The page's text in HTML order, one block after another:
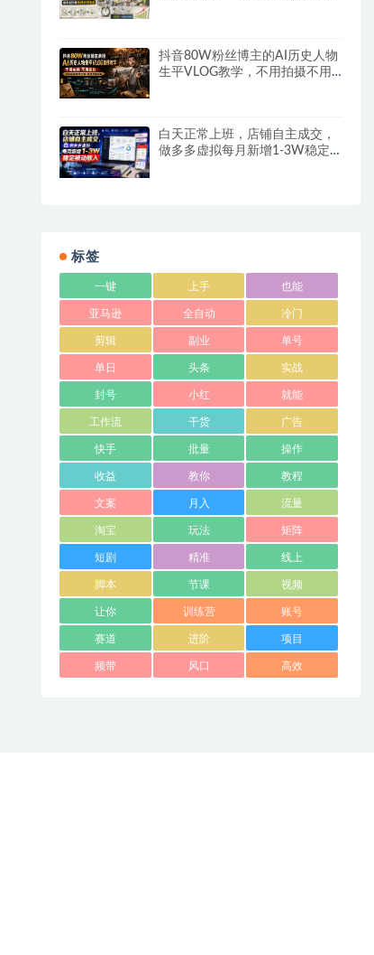
抖音80W粉丝博主的AI历史人物
生平VLOG教学，不用拍摄不用
白天正常上班，店铺自主成交，
做多多虚拟每月新增1-3W稳定
标签
一键 上手 也能
亚马逊 全自动 冷门
剪辑 副业 单号
单日 头条 实战
封号 小红 就能
工作流 干货 广告
快手 批量 操作
收益 教你 教程
文案 月入 流量
淘宝 玩法 矩阵
短剧 精准 线上
脚本 节课 视频
让你 训练营 账号
赛道 进阶 项目
频带 风口 高效